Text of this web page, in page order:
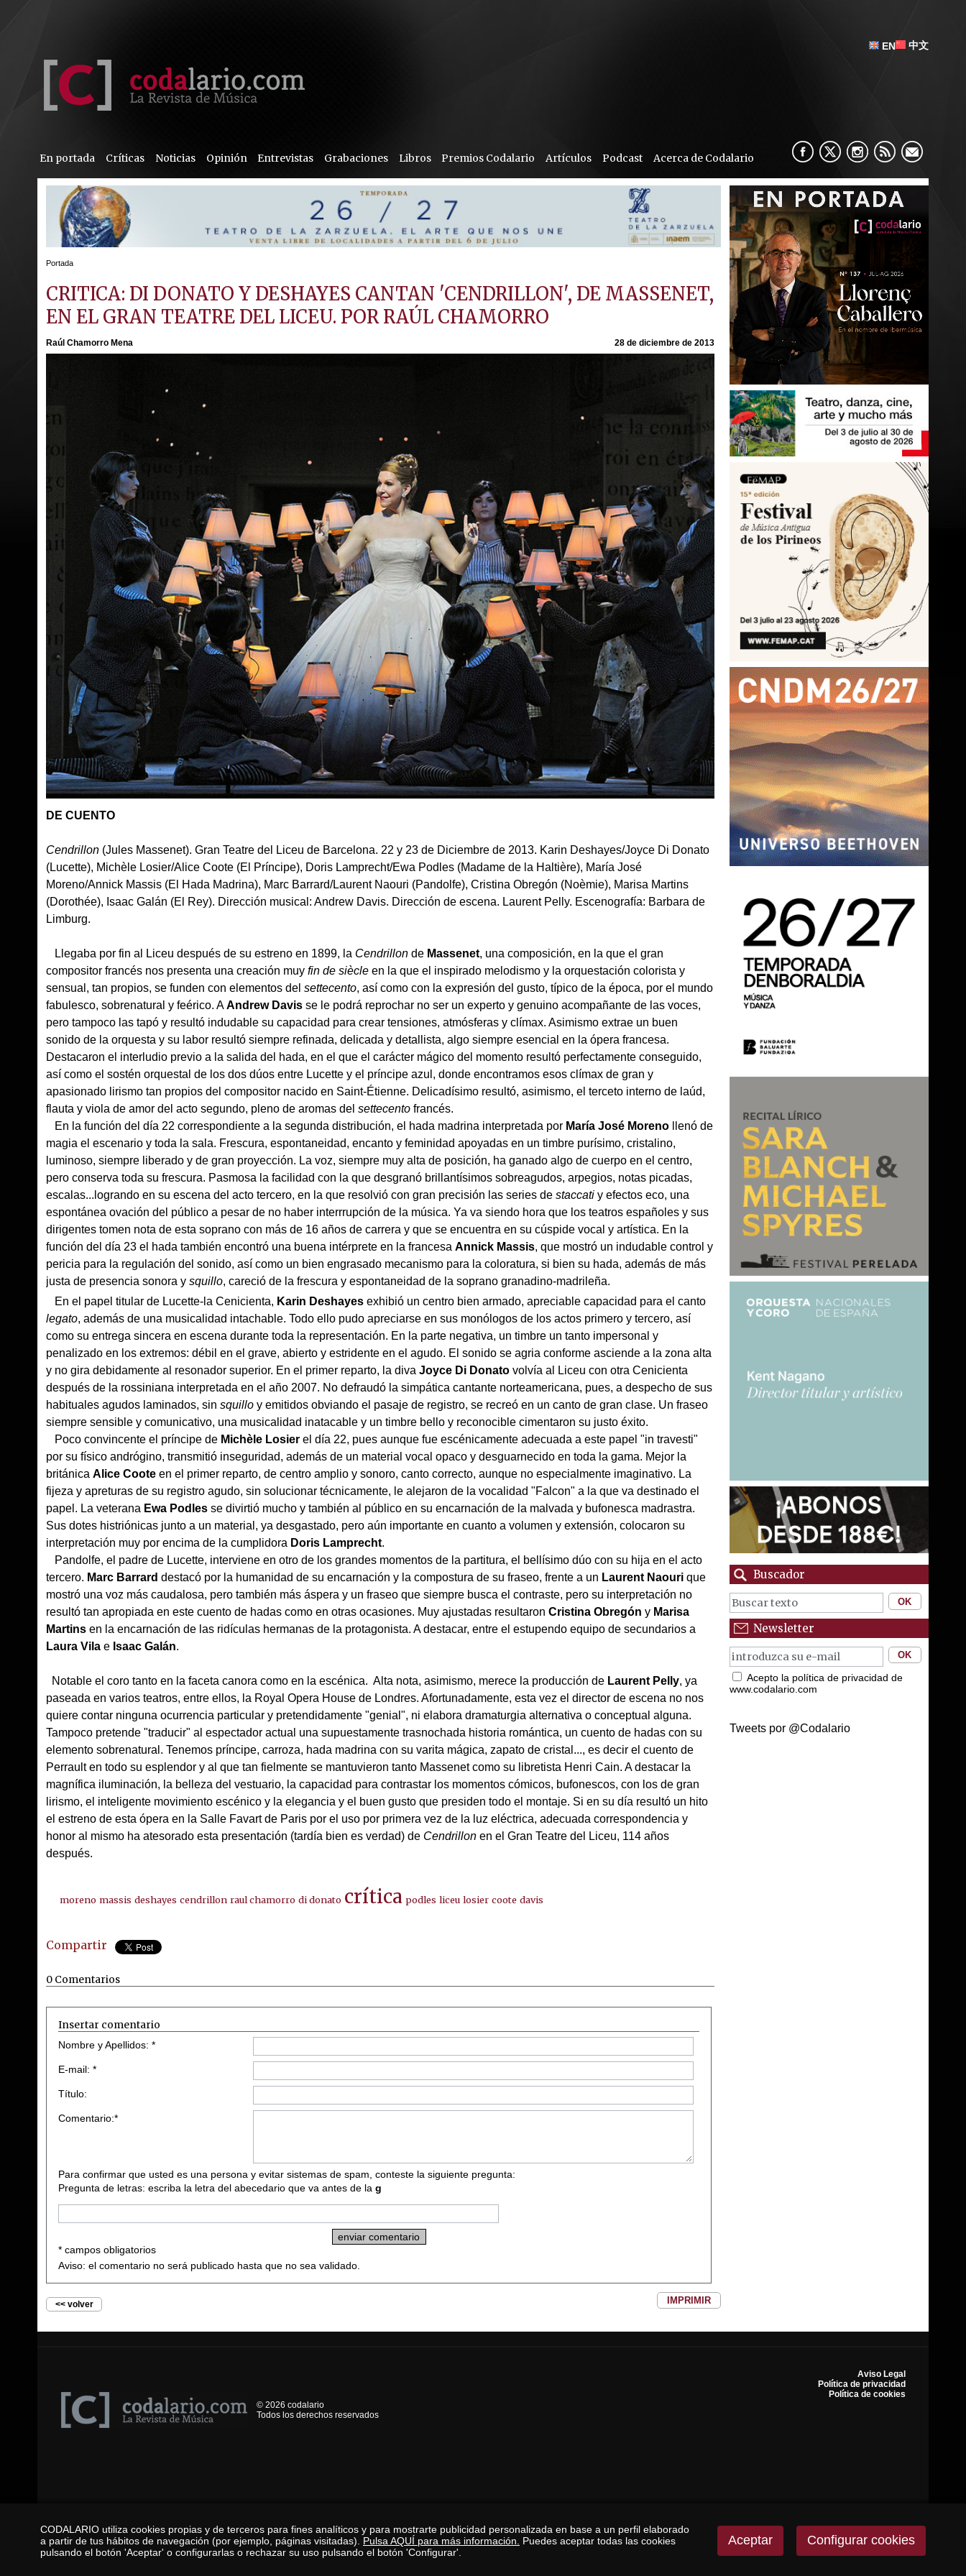
EN 中文
En portada Críticas Noticias Opinión Entrevistas Grabaciones Libros Premios Codalario Artículos Podcast Acerca de Codalario
Portada
CRITICA: DI DONATO Y DESHAYES CANTAN 'CENDRILLON', DE MASSENET,
EN EL GRAN TEATRE DEL LICEU. POR RAÚL CHAMORRO
Raúl Chamorro Mena 28 de diciembre de 2013
DE CUENTO
Cendrillon (Jules Massenet). Gran Teatre del Liceu de Barcelona. 22 y 23 de Diciembre de 2013. Karin Deshayes/Joyce Di Donato
(Lucette), Michèle Losier/Alice Coote (El Príncipe), Doris Lamprecht/Ewa Podles (Madame de la Haltière), María José
Moreno/Annick Massis (El Hada Madrina), Marc Barrard/Laurent Naouri (Pandolfe), Cristina Obregón (Noèmie), Marisa Martins
(Dorothée), Isaac Galán (El Rey). Dirección musical: Andrew Davis. Dirección de escena. Laurent Pelly. Escenografía: Barbara de
Limburg.
Llegaba por fin al Liceu después de su estreno en 1899, la Cendrillonde Massenet, una composición, en la que el gran
compositor francés nos presenta una creación muyfin de siècle en la que el inspirado melodismo y la orquestación colorista y
sensual, tan propios, se funden con elementos delsettecento, así como con la expresión del gusto, típico de la época, por el mundo
fabulesco, sobrenatural y feérico. AAndrew Davis se le podrá reprochar no ser un experto y genuino acompañante de las voces,
pero tampoco las tapó y resultó indudable su capacidad para crear tensiones, atmósferas y clímax. Asimismo extrae un buen
sonido de la orquesta y su labor resultó siempre refinada, delicada y detallista, algo siempre esencial en la ópera francesa.
Destacaron el interludio previo a la salida del hada, en el que el carácter mágico del momento resultó perfectamente conseguido,
así como el sostén orquestal de los dos dúos entre Lucette y el príncipe azul, donde encontramos esos clímax de gran y
apasionado lirismo tan propios del compositor nacido en Saint-Étienne. Delicadísimo resultó, asimismo, el terceto interno de laúd,
flauta y viola de amor del acto segundo, pleno de aromas delsettecentofrancés.
En la función del día 22 correspondiente a la segunda distribución, el hada madrina interpretada por María José Moreno llenó de
magia el escenario y toda la sala. Frescura, espontaneidad, encanto y feminidad apoyadas en un timbre purísimo, cristalino,
luminoso, siempre liberado y de gran proyección. La voz, siempre muy alta de posición, ha ganado algo de cuerpo en el centro,
pero conserva toda su frescura. Pasmosa la facilidad con la que desgranó brillantísimos sobreagudos, arpegios, notas picadas,
escalas...logrando en su escena del acto tercero, en la que resolvió con gran precisión las series destaccatiy efectos eco, una
espontánea ovación del público a pesar de no haber interrrupción de la música. Ya va siendo hora que los teatros españoles y sus
dirigentes tomen nota de esta soprano con más de 16 años de carrera y que se encuentra en su cúspide vocal y artística. En la
función del día 23 el hada también encontró una buena intérprete en la francesaAnnick Massis, que mostró un indudable control y
pericia para la regulación del sonido, así como un bien engrasado mecanismo para la coloratura, si bien su hada, además de más
justa de presencia sonora ysquillo, careció de la frescura y espontaneidad de la soprano granadino-madrileña.
En el papel titular de Lucette-la Cenicienta, Karin Deshayes exhibió un centro bien armado, apreciable capacidad para el canto
legato, además de una musicalidad intachable. Todo ello pudo apreciarse en sus monólogos de los actos primero y tercero, así
como su entrega sincera en escena durante toda la representación. En la parte negativa, un timbre un tanto impersonal y
penalizado en los extremos: débil en el grave, abierto y estridente en el agudo. El sonido se agria conforme asciende a la zona alta
y no gira debidamente al resonador superior. En el primer reparto, la diva Joyce Di Donato volvía al Liceu con otra Cenicienta
después de la rossiniana interpretada en el año 2007. No defraudó la simpática cantante norteamericana, pues, a despecho de sus
habituales agudos laminados, sinsquilloy emitidos obviando el pasaje de registro, se recreó en un canto de gran clase. Un fraseo
siempre sensible y comunicativo, una musicalidad inatacable y un timbre bello y reconocible cimentaron su justo éxito.
Poco convincente el príncipe de Michèle Losier el día 22, pues aunque fue escénicamente adecuada a este papel "in travesti"
por su físico andrógino, transmitió inseguridad, además de un material vocal opaco y desguarnecido en toda la gama. Mejor la
británicaAlice Cooteen el primer reparto, de centro amplio y sonoro, canto correcto, aunque no especialmente imaginativo. La
fijeza y apreturas de su registro agudo, sin solucionar técnicamente, le alejaron de la vocalidad "Falcon" a la que va destinado el
papel. La veterana Ewa Podles se divirtió mucho y también al público en su encarnación de la malvada y bufonesca madrastra.
Sus dotes histriónicas junto a un material, ya desgastado, pero aún importante en cuanto a volumen y extensión, colocaron su
interpretación muy por encima de la cumplidora Doris Lamprecht.
Pandolfe, el padre de Lucette, interviene en otro de los grandes momentos de la partitura, el bellísimo dúo con su hija en el acto
tercero. Marc Barrard destacó por la humanidad de su encarnación y la compostura de su fraseo, frente a un Laurent Naouri que
mostró una voz más caudalosa, pero también más áspera y un fraseo que siempre busca el contraste, pero su interpretación no
resultó tan apropiada en este cuento de hadas como en otras ocasiones. Muy ajustadas resultaronCristina Obregón y Marisa
Martins en la encarnación de las ridículas hermanas de la protagonista. A destacar, entre el estupendo equipo de secundarios a
Laura Vila e Isaac Galán.
Notable el coro tanto en la faceta canora como en la escénica. Alta nota, asimismo, merece la producción de Laurent Pelly, ya
paseada en varios teatros, entre ellos, la Royal Opera House de Londres. Afortunadamente, esta vez el director de escena no nos
quiere contar ninguna ocurrencia particular y pretendidamente "genial", ni elabora dramaturgia alternativa o conceptual alguna.
Tampoco pretende "traducir" al espectador actual una supuestamente trasnochada historia romántica, un cuento de hadas con su
elemento sobrenatural. Tenemos príncipe, carroza, hada madrina con su varita mágica, zapato de cristal..., es decir el cuento de
Perrault en todo su esplendor y al que tan fielmente se mantuvieron tanto Massenet como su libretista Henri Cain. A destacar la
magnífica iluminación, la belleza del vestuario, la capacidad para contrastar los momentos cómicos, bufonescos, con los de gran
lirismo, el inteligente movimiento escénico y la elegancia y el buen gusto que presiden todo el montaje. Si en su día resultó un hito
el estreno de esta ópera en la Salle Favart de Paris por el uso por primera vez de la luz eléctrica, adecuada correspondencia y
honor al mismo ha atesorado esta presentación (tardía bien es verdad) de Cendrillonen el Gran Teatre del Liceu, 114 años
después.
moreno massis deshayes cendrillon raul chamorro di donato crítica podles liceu losier coote davis
Compartir
0 Comentarios
Insertar comentario
Nombre y Apellidos: *
E-mail: *
Título:
Comentario:*
Para confirmar que usted es una persona y evitar sistemas de spam, conteste la siguiente pregunta:
Pregunta de letras: escriba la letra del abecedario que va antes de lag
* campos obligatorios
Aviso: el comentario no será publicado hasta que no sea validado.
<< volver IMPRIMIR
Buscador
Newsletter
Acepto la política de privacidad de
www.codalario.com
Tweets por @Codalario
© 2026 codalario
Todos los derechos reservados
Aviso Legal
Política de privacidad
Política de cookies
CODALARIO utiliza cookies propias y de terceros para fines analíticos y para mostrarte publicidad personalizada en base a un perfil elaborado
a partir de tus hábitos de navegación (por ejemplo, páginas visitadas). Pulsa AQUÍ para más información.
Puedes aceptar todas las cookies
pulsando el botón 'Aceptar' o configurarlas o rechazar su uso pulsando el botón 'Configurar'.
Aceptar Configurar cookies